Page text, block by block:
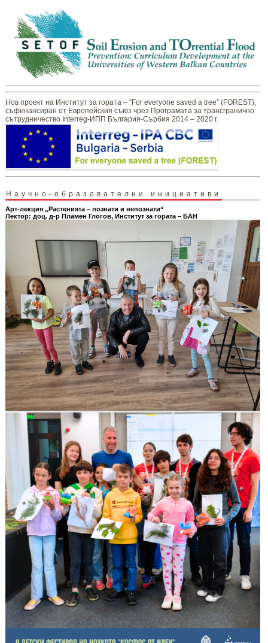
Нов проект на Институт за гората – “For everyone saved a tree” (FOREST),
съфинансиран от Европейския съюз чрез Програмата за трансгранично
сътрудничество Interreg-ИПП България-Сърбия 2014 – 2020 г.
Научно-образователни инициативи
Арт-лекция „Растенията – познати и непознати“
Лектор: доц. д-р Пламен Глогов, Институт за гората – БАН